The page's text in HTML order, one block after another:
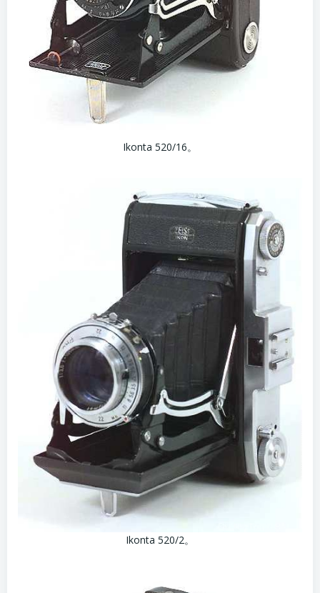
Ikonta 520/16。
Ikonta 520/2。